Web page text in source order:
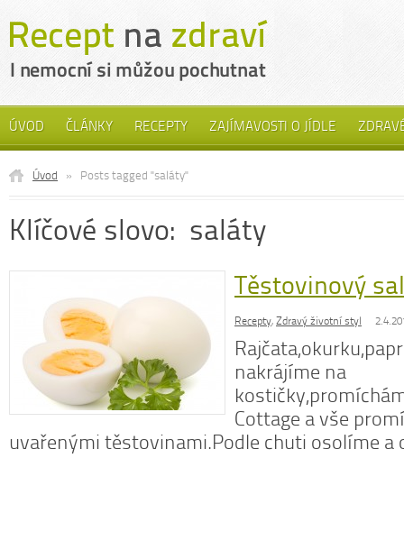
ÚVOD ČLÁNKY RECEPTY ZAJÍMAVOSTI O JÍDLE
Úvod » Posts tagged "saláty"
Klíčové slovo: saláty
Těstovinový
Recepty, Zdravý životní styl
nakrájíme na
Cottage a vše
uvařenými těstovinami.Podle chuti osolíme a